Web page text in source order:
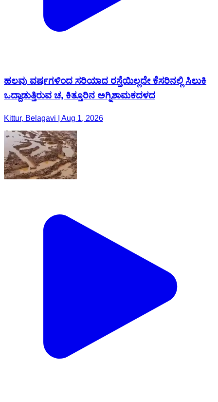
ಹಲವು ವರ್ಷಗಳಿಂದ ಸರಿಯಾದ ರಸ್ತೆಯಿಲ್ಲದೇ ಕೆಸರಿನಲ್ಲಿ ಸಿಲುಕಿ
ಒದ್ದಾಡುತ್ತಿರುವ ಚ, ಕಿತ್ತೂರಿನ ಅಗ್ನಿಶಾಮಕದಳದ
Kittur, Belagavi | Aug 1, 2026